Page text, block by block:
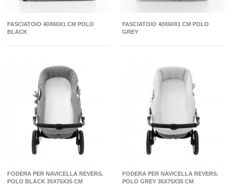
FASCIATOIO 40X60X1 CM POLO
BLACK
FASCIATOIO 40X60X1 CM POLO
GREY
FODERA PER NAVICELLA REVERS.
POLO BLACK 35X75X35 CM
FODERA PER NAVICELLA REVERS.
POLO GREY 35X75X35 CM